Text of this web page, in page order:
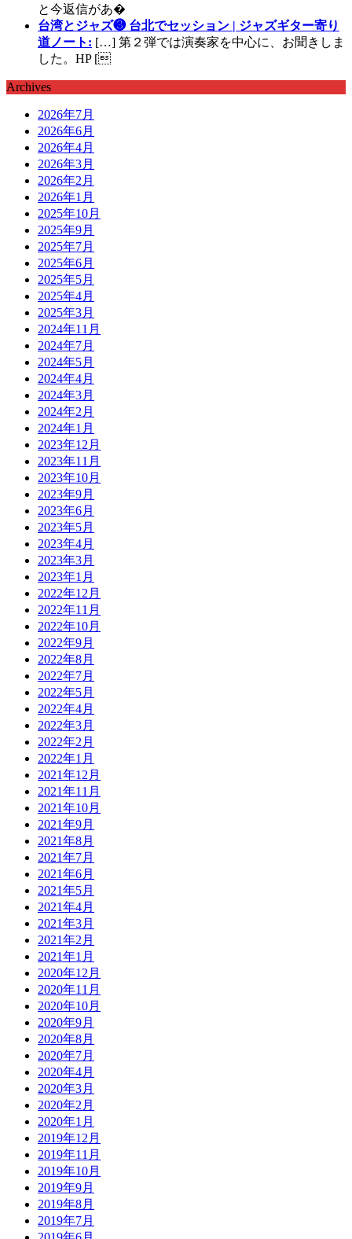
と今返信があ�
台湾とジャズ❸ 台北でセッション | ジャズギター寄り
道ノート: […] 第２弾では演奏家を中心に、お聞きしま
した。HP [
Archives
2026年7月
2026年6月
2026年4月
2026年3月
2026年2月
2026年1月
2025年10月
2025年9月
2025年7月
2025年6月
2025年5月
2025年4月
2025年3月
2024年11月
2024年7月
2024年5月
2024年4月
2024年3月
2024年2月
2024年1月
2023年12月
2023年11月
2023年10月
2023年9月
2023年6月
2023年5月
2023年4月
2023年3月
2023年1月
2022年12月
2022年11月
2022年10月
2022年9月
2022年8月
2022年7月
2022年5月
2022年4月
2022年3月
2022年2月
2022年1月
2021年12月
2021年11月
2021年10月
2021年9月
2021年8月
2021年7月
2021年6月
2021年5月
2021年4月
2021年3月
2021年2月
2021年1月
2020年12月
2020年11月
2020年10月
2020年9月
2020年8月
2020年7月
2020年4月
2020年3月
2020年2月
2020年1月
2019年12月
2019年11月
2019年10月
2019年9月
2019年8月
2019年7月